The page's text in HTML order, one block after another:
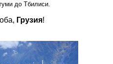
до Тбилиси.
Грузия!